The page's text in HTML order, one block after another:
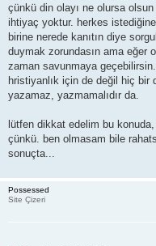
çünkü din olayı ne olursa
ihtiyaç yoktur. herkes
birine nerede kanıtın diye
duymak zorundasın ama eğer
zaman savunmaya
hristiyanlık için de değil hiç bir
yazamaz, yazmamalıdır da.
lütfen dikkat edelim bu
çünkü. ben olmasam bile
sonuçta...
Possessed
Site Çizeri